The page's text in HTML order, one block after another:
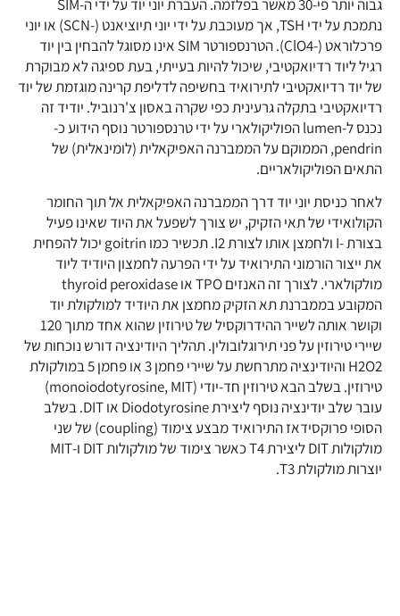
גבוה יותר פי-30 מאשר בפלזמה. העברת יוני יוד על ידי ה-SIM
נתמכת על ידי TSH, אך מעוכבת על ידי יוני תיוציאנט (-SCN) או יוני
פרכלוראט (-ClO4). הטרנספורטר SIM אינו מסוגל להבחין בין יוד
רגיל ליוד רדיואקטיבי, שיכול להיות בעייתי, בעת ספיגה לא מבוקרת
של יוד רדיואקטיבי לתירואיד בחשיפה לדליפת קרינה מוגזמת של יוד
רדיואקטיבי בתקלה גרעינית כפי שקרה באסון צ'רנוביל. יודיד זה
נכנס ל-lumen הפוליקולארי על ידי טרנספורטר נוסף הידוע כ-
pendrin, הממוקם על הממברנה האפיקאלית (לומינאלית) של
התאים הפוליקולאריים.
לאחר כניסת יוני יוד דרך הממברנה האפּיקאלית אל תוך החומר
הקולואידי של תאי הזקיק, יש צורך לשפעל את היוד שאינו פעיל
בצורת -I ולחמצן אותו לצורת I2. תכשיר כמו goitrin יכול להפחית
את ייצור הורמוני התירואיד על ידי הפרעה לחמצון היודיד ליוד
מולקולארי. לצורך זה האנזים TPO או thyroid peroxidase
המקובע בממברנת תא הזקיק מחמצן את היודיד למולקולת יוד
וקושר אותה לשייר ההידרוקסיל של טירוזין שהוא אחד מתוך 120
שיירי טירוזין על פני תירוגלובולין. תהליך היודינציה דורש נוכחות של
H2O2 והיודינציה מתרחשת על שיירי פחמן 3 או פחמן 5 במולקולת
טירוזין. בשלב הבא טירוזין חד-יודי (monoiodotyrosine, MIT)
עובר שלב יודינציה נוסף ליצירת Diodotyrosine או DIT. בשלב
הסופי פרוקסידאז התירואיד מבצע צימוד (coupling) של שני
מולקולות DIT ליצירת T4 כאשר צימוד של מולקולות DIT ו-MIT
יוצרות מולקולת T3.